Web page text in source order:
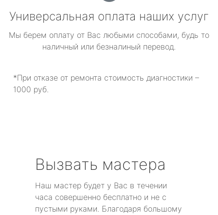
Универсальная оплата наших услуг
Мы берем оплату от Вас любыми способами, будь то
наличный или безналиный перевод.
*При отказе от ремонта стоимость диагностики –
1000 руб.
Вызвать мастера
Наш мастер будет у Вас в течении
часа совершенно бесплатно и не с
пустыми руками. Благодаря большому